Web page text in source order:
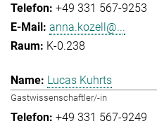
+49 331 567-9253
anna.kozell@...
K-0.238
Lucas Kuhrts
Gastwissenschaftler/-in
+49 331 567-9249